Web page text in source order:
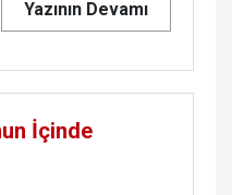
Yazının Devamı
İçinde